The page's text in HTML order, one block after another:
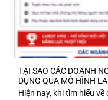
TẠI SAO CÁC DOANH
DỤNG QUA MÔ HÌNH
Hiện nay, khi tìm hiểu